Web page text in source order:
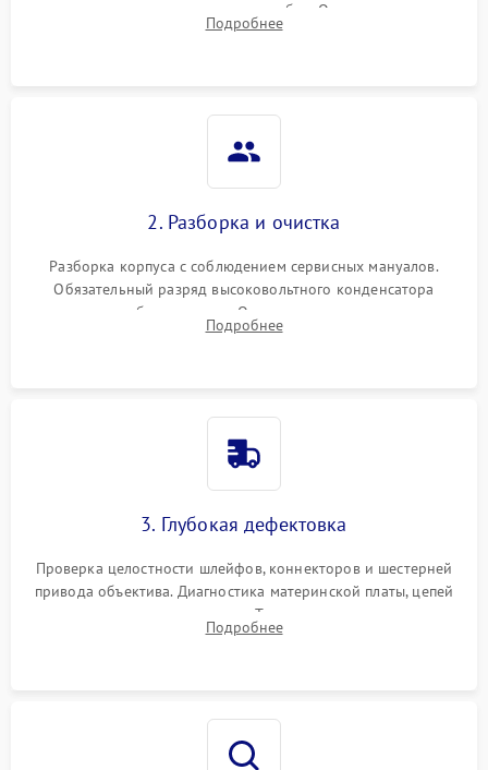
включение, считывание кодов ошибок. Оценка состояния
матрицы и затвора, проверка работы автофокуса и вспышки.
Подробнее
2. Разборка и очистка
Разборка корпуса с соблюдением сервисных мануалов.
Обязательный разряд высоковольтного конденсатора
вспышки для безопасности. Очистка внутренних узлов от
пыли, песка и следов влаги с помощью спецсредств.
Подробнее
3. Глубокая дефектовка
Проверка целостности шлейфов, коннекторов и шестерней
привода объектива. Диагностика материнской платы, цепей
питания и картоприемника. Тестирование механизма
затвора и блока внутрикамерной стабилизации.
Подробнее